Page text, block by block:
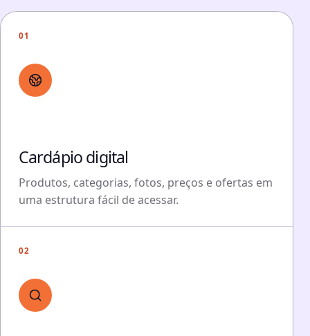
01
Cardápio digital
Produtos, categorias, fotos, preços e ofertas em
uma estrutura fácil de acessar.
02